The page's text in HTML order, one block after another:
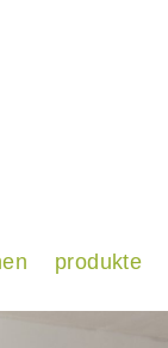
produkte